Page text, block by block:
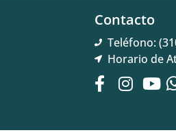
Contacto
Teléfono:
Horario de